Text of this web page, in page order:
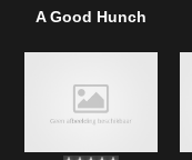
A Good Hunch